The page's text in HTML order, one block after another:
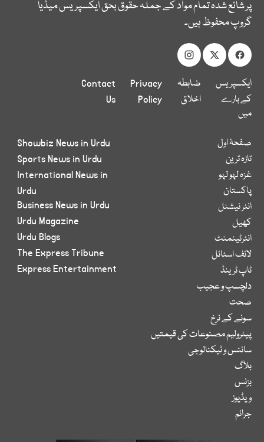
پر شائع شدہ تمام مواد کے جملہ حقوق بحق ایکسپریس میڈیا
گروپ محفوظ ہیں۔
ایکسپریس
کے بارے
میں
ضابطہ
اخلاق
Privacy
Policy
Contact
Us
صفحۂ اول
تازہ ترین
غزہ لہو لہو
پاکستان
انٹر نیشنل
کھیل
انٹرٹینمنٹ
لائف اسٹائل
ٹاپ ٹرینڈ
دلچسپ و عجیب
صحت
سونے کے نرخ
پیٹرولیم مصنوعات کی قیمتیں
سائنس و ٹیکنالوجی
بلاگ
بزنس
ویڈیوز
جرائم
Showbiz News in Urdu
Sports News in Urdu
International News in
Urdu
Business News in Urdu
Urdu Magazine
Urdu Blogs
The Express Tribune
Express Entertainment